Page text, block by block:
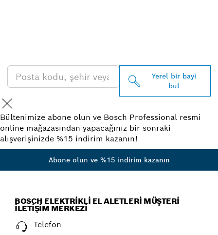
Yerel bir bayi
bul
Bültenimize abone olun ve Bosch Professional resmi
online mağazasından yapacağınız bir sonraki
alışverişinizde %15 indirim kazanın!
Abone olun ve %15 indirim kazanın
BOSCH ELEKTRIKLI EL ALETLERI MÜŞTERI
İLETIŞIM MERKEZI
Telefon